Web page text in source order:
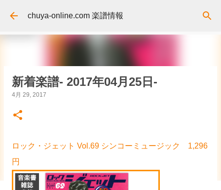
スキップしてメイン コンテンツに移動
chuya-online.com 楽譜情報
新着楽譜- 2017年04月25日-
4月 29, 2017
ロック・ジェット Vol.69 シンコーミュージック 1,296
円